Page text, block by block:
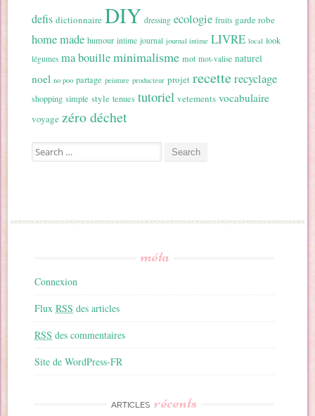
defis dictionnaire DIY dressing ecologie fruits garde robe
home made humour intime journal journal intime LIVRE local look
légumes ma bouilleminimalisme mot mot-valise naturel
noel no poo partage peinture producteur projet recetterecyclage
shopping simple style tenues tutoriel vetements vocabulaire
voyage zéro déchet
Search for:
méta
Connexion
FluxRSS des articles
RSS des commentaires
Site de WordPress-FR
ARTICLES récents